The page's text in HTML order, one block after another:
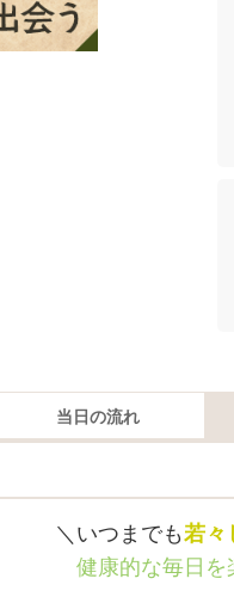
当日の流れ
＼いつまでも若々
健康的な毎日を